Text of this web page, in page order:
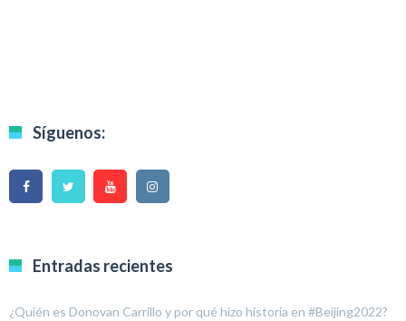
Síguenos:
Entradas recientes
¿Quién es Donovan Carrillo y por qué hizo historia en #Beijing2022?